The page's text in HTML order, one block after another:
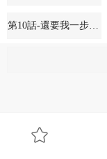
第10話-還要我一步一步教妳嗎?